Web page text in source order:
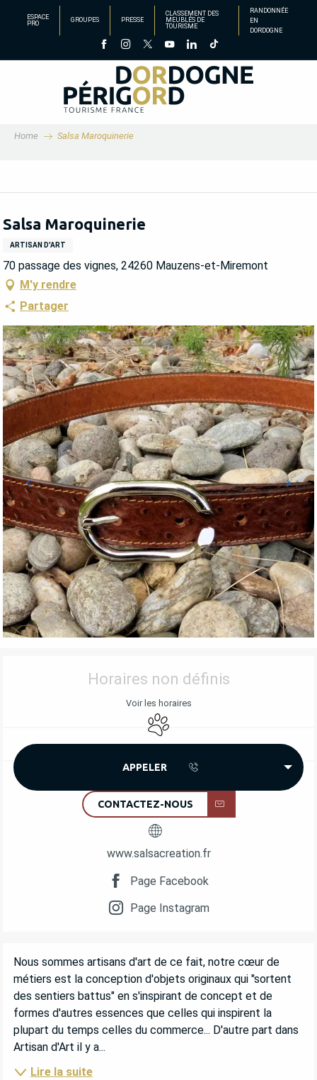
principal
ESPACE
PRO
GROUPES PRESSE
CLASSEMENT DES
MEUBLÉS DE
TOURISME
RANDONNÉE
EN
DORDOGNE
Home Salsa Maroquinerie
Salsa Maroquinerie
ARTISAN D'ART
70 passage des vignes, 24260 Mauzens-et-Miremont
M'y rendre
Partager
OUVERTURE ET COORDONNÉES
Horaires non définis
Voir les horaires
Animaux acceptés
APPELER
CONTACTEZ-NOUS
www.salsacreation.fr
Page Facebook
Page Instagram
DESCRIPTION
Nous sommes artisans d'art de ce fait, notre cœur de
métiers est la conception d'objets originaux qui "sortent
des sentiers battus" en s'inspirant de concept et de
formes d'autres essences que celles qui inspirent la
plupart du temps celles du commerce... D'autre part dans
Artisan d'Art il y a...
Lire la suite